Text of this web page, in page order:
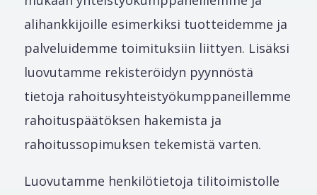
alihankkijoille esimerkiksi tuotteidemme ja
palveluidemme toimituksiin liittyen. Lisäksi
luovutamme rekisteröidyn pyynnöstä
tietoja rahoitusyhteistyökumppaneillemme
rahoituspäätöksen hakemista ja
rahoitussopimuksen tekemistä varten.
Luovutamme henkilötietoja tilitoimistolle